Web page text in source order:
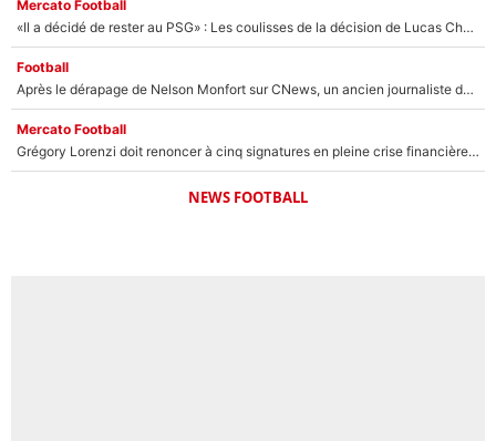
Mercato Football
«Il a décidé de rester au PSG» : Les coulisses de la décision de Lucas Chevalier pour son transfert
Football
Après le dérapage de Nelson Monfort sur CNews, un ancien journaliste de France Télévisions relance la polémique sur les incendies en Gironde
Mercato Football
Grégory Lorenzi doit renoncer à cinq signatures en pleine crise financière : L’IA propose sept noms à l’OM pour un mercato réussi... à seulement 5M€ !
NEWS FOOTBALL